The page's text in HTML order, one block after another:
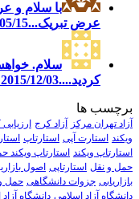
با سلام و
عرض تبریک...2016/05/15 -
سلام.
کردید....2015/12/03 - 17:29 توسط علی شهابی
برچسب ها
آزاد تهران مرکز آزاد کرج
ویکند استارت آپی استارتاپ
استارتاپ ویکند استارتاپ ویکند
حمل و نقل استارتاپی اصول
بازاریابی جزوات دانشگاهی حمل
دانشگاه آزاد اسلامی دانشگاه